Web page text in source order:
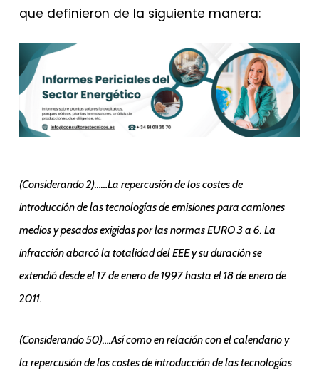
que definieron de la siguiente manera:
(Considerando 2)……La repercusión de los costes de
introducción de las tecnologías de emisiones para camiones
medios y pesados exigidas por las normas EURO 3 a 6. La
infracción abarcó la totalidad del EEE y su duración se
extendió desde el 17 de enero de 1997 hasta el 18 de enero de
2011.
(Considerando 50)….Así como en relación con el calendario y
la repercusión de los costes de introducción de las tecnologías